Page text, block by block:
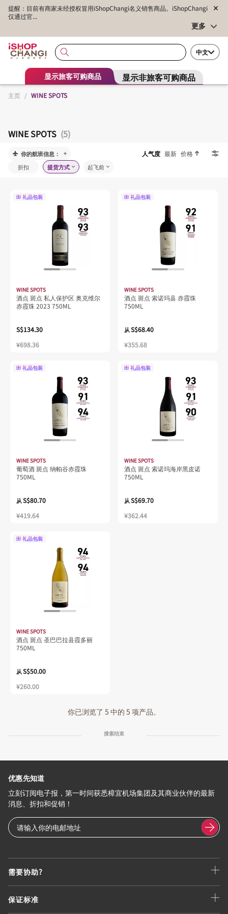
提醒：目前有商家未经授权冒用iShopChangi名义销售商品。iShopChangi
仅通过官...
更多
中文
显示旅客可购商品 显示非旅客可购商品
主页 / WINE SPOTS
WINE SPOTS (5)
你的航班信息： 人气度 最新 价格
折扣 提货方式 起飞前
礼品包装
WINE SPOTS
酒点 斑点 私人保护区 奥克维尔
赤霞珠 2023 750ML
S$134.30
¥698.36
礼品包装
WINE SPOTS
酒点 斑点 索诺玛县 赤霞珠
750ML
从S$68.40
¥355.68
礼品包装
WINE SPOTS
葡萄酒 斑点 纳帕谷赤霞珠
750ML
从S$80.70
¥419.64
礼品包装
WINE SPOTS
酒点 斑点 索诺玛海岸黑皮诺
750ML
从S$69.70
¥362.44
礼品包装
WINE SPOTS
酒点 斑点 圣巴巴拉县霞多丽
750ML
从S$50.00
¥260.00
你已浏览了 5 中的 5 项产品。
搜索结束
需要协助?
保证标准
优惠先知道
立刻订阅电子报，第一时间获悉樟宜机场集团及其商业伙伴的最新
消息、折扣和促销！